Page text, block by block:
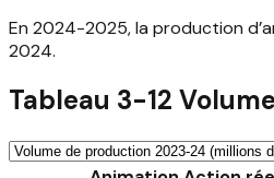
En 2024-2025, la production
2024.
Tableau 3-12